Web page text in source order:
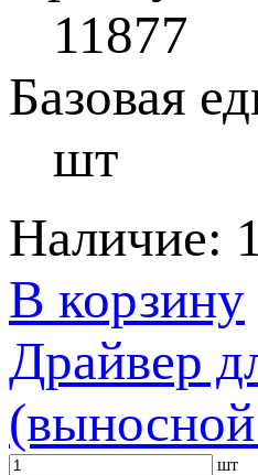
11877
Базовая
шт
Наличие:
В корзину
Драйвер
шт